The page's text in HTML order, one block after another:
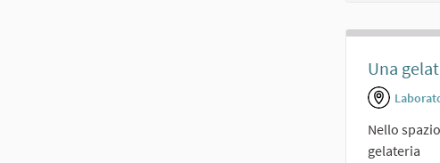
Una
Nello
gelateria